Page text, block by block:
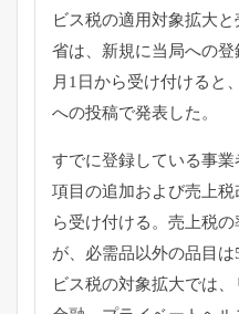
ビス税の適用対象拡大
省は、 新規に当局への
月1日から受け付けると
への投稿で発表した。
すでに登録している事業
項目の追加および売上
ら受け付ける。売上税
が、 必需品以外の品目は
ビス税の対象拡大では、